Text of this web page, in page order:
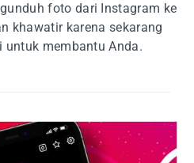
foto dari Instagram ke
khawatir karena sekarang
membantu Anda.